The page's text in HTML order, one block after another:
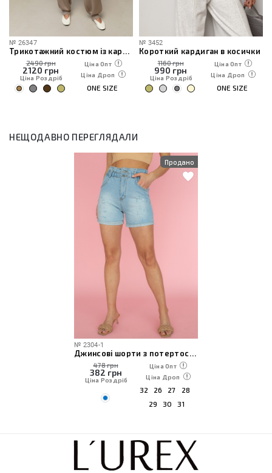
№ 26347
Трикотажний костюм із кардиганом, топом та штанами
2490 грн
2120 грн
Ціна Роздріб
Ціна Опт
Ціна Дроп
ONE SIZE
№ 3452
Короткий кардиган в косички
1160 грн
990 грн
Ціна Роздріб
Ціна Опт
Ціна Дроп
ONE SIZE
НЕЩОДАВНО ПЕРЕГЛЯДАЛИ
Продано
№ 2304-1
Джинсові шорти з потертостями
478 грн
382 грн
Ціна Роздріб
Ціна Опт
Ціна Дроп
32 26 27
28
29
30 31